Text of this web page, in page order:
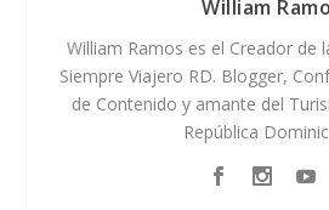
William
William Ramos es el Creador de
Siempre Viajero RD. Blogger,
de Contenido y amante del
República